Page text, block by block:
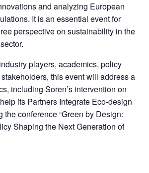
and analyzing European
It is an essential event for
perspective on sustainability in the
players, academics, policy
this event will address a
including Soren’s intervention on
its Partners Integrate Eco-design
the conference “Green by Design:
Shaping the Next Generation of